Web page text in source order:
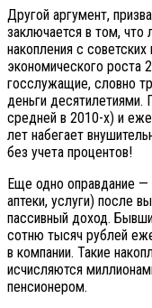
Другой аргумент,
заключается в том,
накопления с
экономического роста
госслужащие, словно
деньги
средней в 2010-х) и
лет набегает
без учета процентов!
Еще одно оправдание —
аптеки, услуги) после
пассивный доход.
сотню тысяч рублей
в компании. Такие
исчисляются
пенсионером.